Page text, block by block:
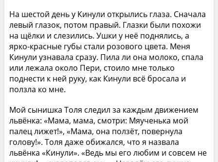
На шестой день у Кинули открылись глаза. Сначала
левый глазок, потом правый. Глазки были похожи
на щёлки и слезились. Ушки у неё поднялись, а
ярко-красные губы стали розового цвета. Меня
Кинули узнавала сразу. Пила ли она молоко, спала
или лежала около Пери, стоило мне только
поднести к ней руку, как Кинули всё бросала и
ползла ко мне.
Мой сынишка Толя следил за каждым движением
львёнка: «Мама, мама, смотри: Мяученька мой
палец лижет!», «Мама, она ползёт, повернула
голову!». Толя даже обижался, что я назвала
львёнка «Кинули». «Ведь мы его любим и совсем не